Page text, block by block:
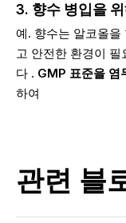
3. 향수 병입을
예. 향수는 알코올
고 안전한 환경이 필
다 . GMP 표준을 염
하여
관련 블